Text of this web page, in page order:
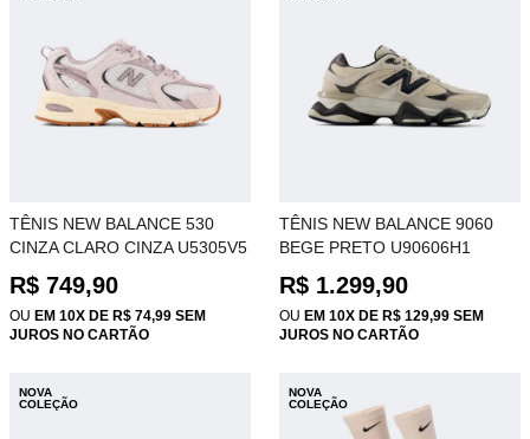
TÊNIS NEW BALANCE 530
CINZA CLARO CINZA U5305V5
R$ 749,90
OU EM 10X DE R$ 74,99 SEM
JUROS NO CARTÃO
TÊNIS NEW BALANCE 9060
BEGE PRETO U90606H1
R$ 1.299,90
OU EM 10X DE R$ 129,99 SEM
JUROS NO CARTÃO
NOVA
COLEÇÃO
NOVA
COLEÇÃO